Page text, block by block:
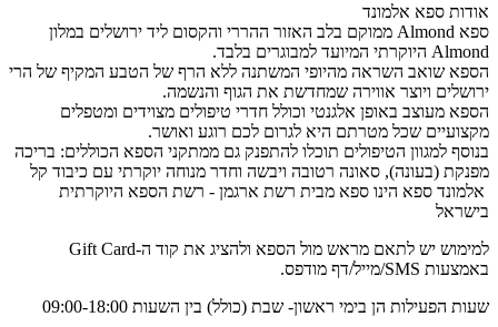
אודות ספא אלמונד
ספא Almond ממוקם בלב האזור ההררי והקסום ליד ירושלים במלון
Almond היוקרתי המיועד למבוגרים בלבד.
הספא שואב השראה מהיופי המשתנה ללא הרף של הטבע המקיף של הרי
ירושלים ויוצר אווירה שמחדשת את הגוף והנשמה.
הספא מעוצב באופן אלגנטי וכולל חדרי טיפולים מצוידים ומטפלים
מקצועיים שכל מטרתם היא לגרום לכם רוגע ואושר.
בנוסף למגוון הטיפולים תוכלו להתפנק גם ממתקני הספא הכוללים: בריכה
מפנקת (בעונה), סאונה רטובה ויבשה וחדר מנוחה יוקרתי עם כיבוד קל
אלמונד ספא הינו ספא מבית רשת ארגמן - רשת הספא היוקרתית
בישראל
למימוש יש לתאם מראש מול הספא ולהציג את קוד ה-Gift Card
באמצעות SMS/מייל/דף מודפס.
שעות הפעילות הן בימי ראשון- שבת (כולל) בין השעות 09:00-18:00